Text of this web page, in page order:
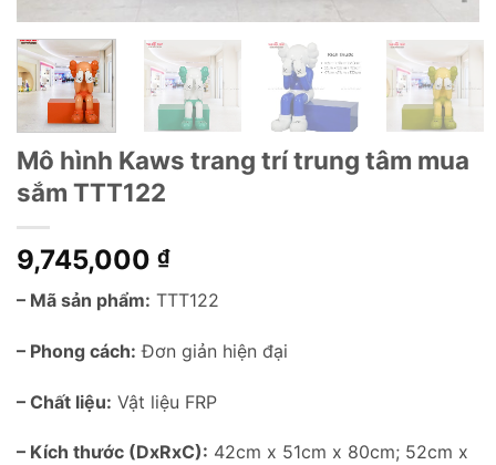
Mô hình Kaws trang trí trung tâm mua
sắm TTT122
9,745,000 ₫
– Mã sản phẩm: TTT122
– Phong cách: Đơn giản hiện đại
– Chất liệu: Vật liệu FRP
– Kích thước (DxRxC): 42cm x 51cm x 80cm; 52cm x